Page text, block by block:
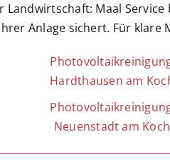
Maal
Anlage sichert. Für
Hardthausen am
Neuenstadt am